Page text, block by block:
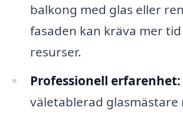
balkong med glas eller
fasaden kan kräva mer
resurser.
Professionell erfarenhet:
väletablerad glasmästare